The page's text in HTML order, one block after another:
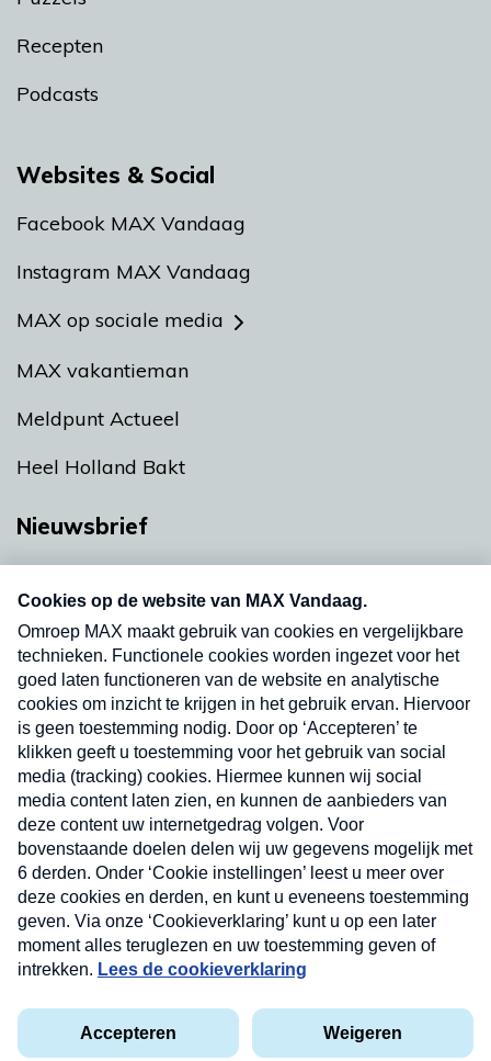
Recepten
Podcasts
Websites & Social
Facebook MAX Vandaag
Instagram MAX Vandaag
MAX op sociale media
MAX vakantieman
Meldpunt Actueel
Heel Holland Bakt
Nieuwsbrief
nieuwsbrief. Elke vrijdag- en dinsdagochtend in
uw mailbox.
Verzend
Privacyverklaring
Cookieverklaring
Kwetsbaarheid melden
Nieuwsbrief
Neem hier een gratis abonnement op onze
nieuwsbrief. Elke vrijdag- en dinsdagochtend in uw